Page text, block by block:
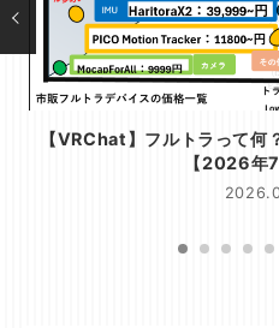
ス比較15選
【VRChat】フ